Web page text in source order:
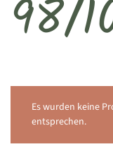
98/
Es wurden keine
entsprechen.